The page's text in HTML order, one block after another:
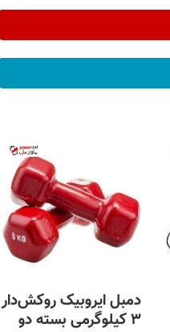
دمبل ایروبیک روکش‌دار
3 کیلوگرمی بسته دو